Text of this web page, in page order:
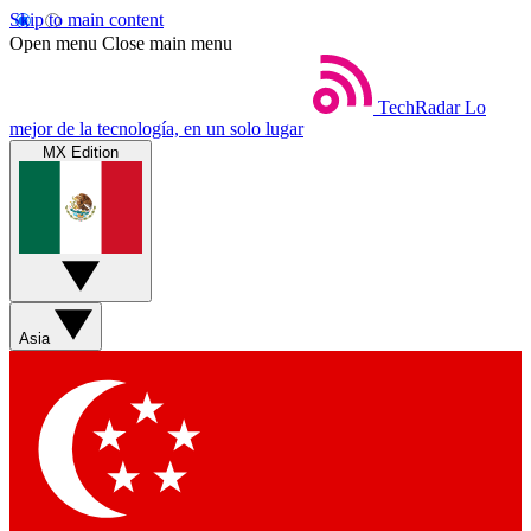
Skip to main content
Open menu Close main menu
TechRadar Lo
mejor de la tecnología, en un solo lugar
MX Edition
Asia